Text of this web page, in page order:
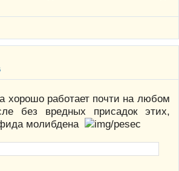
хорошо работает почти на любом
без вредных присадок этих,
молибдена